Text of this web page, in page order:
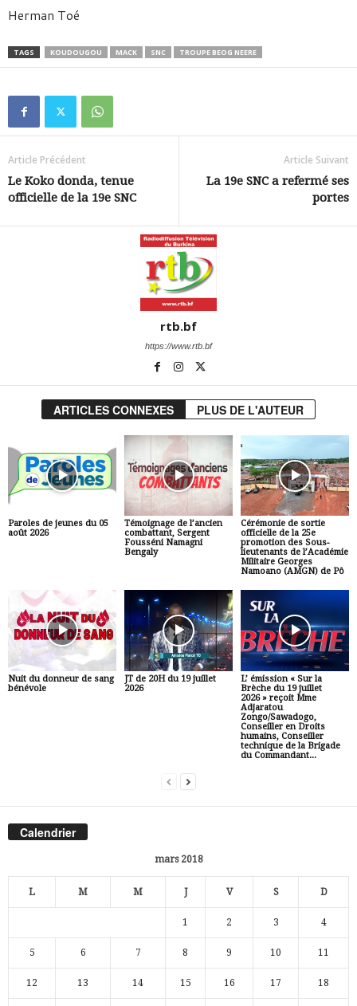
Herman Toé
TAGS KOUDOUGOU MACK SNC TROUPE BEOG NEERE
Article Précédent
Le Koko donda, tenue
officielle de la 19e SNC
Article Suivant
La 19e SNC a refermé ses
portes
rtb.bf
https://www.rtb.bf
ARTICLES CONNEXES PLUS DE L'AUTEUR
Paroles de jeunes du 05
août 2026
Témoignage de l’ancien
combattant, Sergent
Fousséni Namagni
Bengaly
Cérémonie de sortie
officielle de la 25e
promotion des Sous-
lieutenants de l’Académie
Militaire Georges
Namoano (AMGN) de Pô
Nuit du donneur de sang
bénévole
JT de 20H du 19 juillet
2026
L’ émission « Sur la
Brèche du 19 juillet
2026 » reçoit Mme
Adjaratou
Zongo/Sawadogo,
Conseiller en Droits
humains, Conseiller
technique de la Brigade
du Commandant...
Calendrier
mars 2018
L M M J V S D
1 2 3 4
5 6 7 8 9 10 11
12 13 14 15 16 17 18